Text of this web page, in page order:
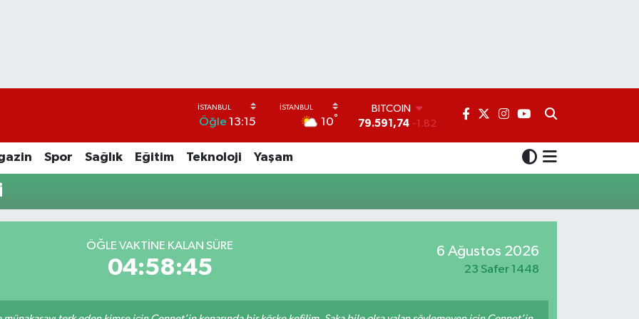
Öğle 13:15 10°
BITCOIN
79.591,74 -1.82
Spor Sağlık Eğitim Teknoloji Yaşam
ÖĞLE VAKTİNE KALAN SÜRE
04:58:45
6 Ağustos 2026
23 Safer 1448